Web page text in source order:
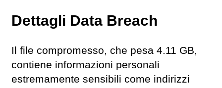
Dettagli Data Breach
Il file compromesso, che pesa 4.11 GB,
contiene informazioni personali
estremamente sensibili come indirizzi